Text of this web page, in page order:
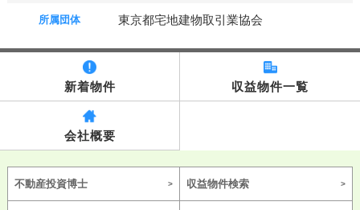
所属団体 東京都宅地建物取引業協会
新着物件 収益物件一覧
会社概要
不動産投資博士 収益物件検索